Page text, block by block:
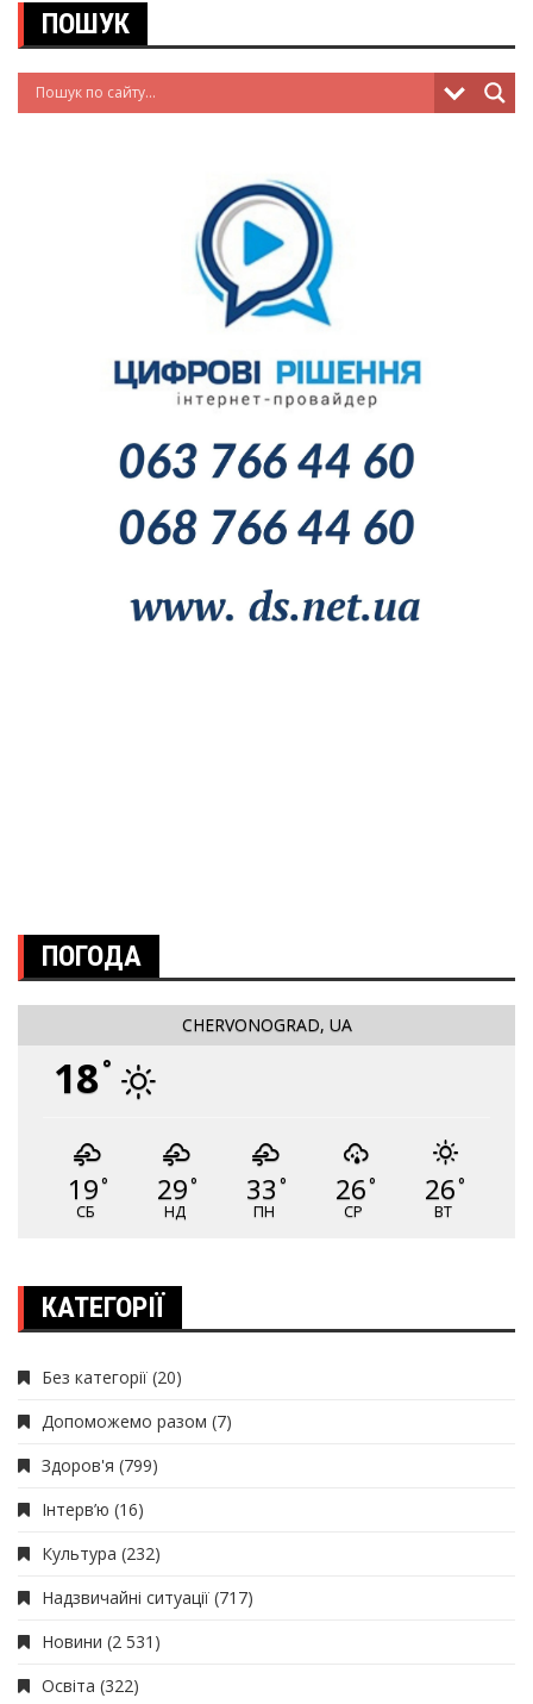
ПОШУК
ПОГОДА
CHERVONOGRAD, UA
18°
19°
СБ
29°
НД
33 °
ПН
26°
СР
26°
ВТ
КАТЕГОРІЇ
Без категорії (20)
Допоможемо разом (7)
Здоров'я (799)
Інтерв’ю (16)
Культура (232)
Надзвичайні ситуації (717)
Новини (2 531)
Освіта (322)